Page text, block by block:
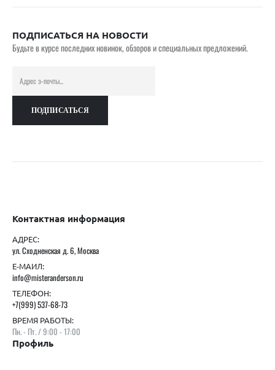
ПОДПИСАТЬСЯ НА НОВОСТИ
Будьте в курсе последних новинок, обзоров и специальных предложений.
Контактная информация
АДРЕС:
ул. Сходненская д. 6, Москва
Е-МАИЛ:
info@misteranderson.ru
ТЕЛЕФОН:
+7(999) 537-68-73
ВРЕМЯ РАБОТЫ:
Пн. - Пт. / 9:00 - 17:00
Профиль